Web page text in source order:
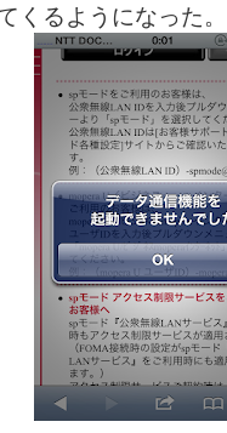
くるようになった。